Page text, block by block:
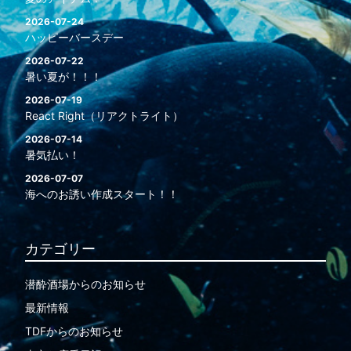
2026-07-24
ハッピーバースデー
2026-07-22
暑い夏が！！！
2026-07-19
React Right（リアクトライト）
2026-07-14
暑気払い！
2026-07-07
海へのお誘い作成スタート！！
カテゴリー
潜酔酒場からのお知らせ
最新情報
TDFからのお知らせ